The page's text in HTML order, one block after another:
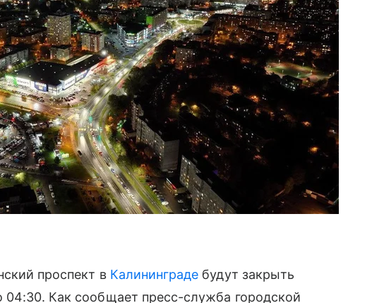
проспект в Калининграде будут закрыть
Как сообщает пресс-служба городской